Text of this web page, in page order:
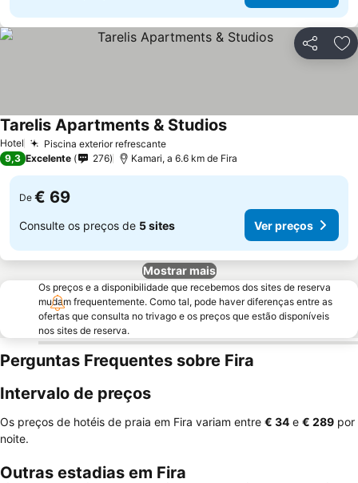
Partilhar
Hotel Piscina exterior refrescante
Tarelis Apartments & Studios
9,3 Excelente 276 Kamari, a 6.6 km de Fira
De € 69
Consulte os preços de 5 sites Ver preços
Mostrar mais
Os preços e a disponibilidade que recebemos dos sites de reserva
mudam frequentemente. Como tal, pode haver diferenças entre as
ofertas que consulta no trivago e os preços que estão disponíveis
nos sites de reserva.
Perguntas Frequentes sobre Fira
Intervalo de preços
Os preços de hotéis de praia em Fira variam entre ‎€ 34 e ‎€ 289 por
noite.
Outras estadias em Fira